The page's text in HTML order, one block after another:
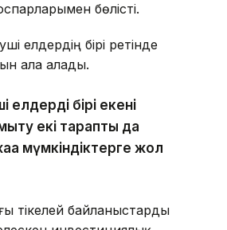
бөлісті.
елдердің бірі ретінде
ала алады.
бірі екені
екі тараптың да
мүмкіндіктерге жол
тікелей байланыстарды